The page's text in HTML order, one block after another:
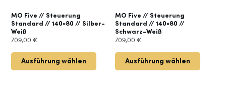
MO Five // Steuerung
Standard // 140×80 // Silber-
Weiß
709,00 €
Ausführung wählen
MO Five // Steuerung
Standard // 140×80 //
Schwarz-Weiß
709,00€
Ausführung wählen